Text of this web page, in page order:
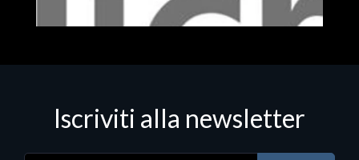
Iscriviti alla newsletter